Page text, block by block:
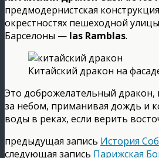
предмодернистская
окрестностях пешеходной улицы
Барселоны — las Ramblas.
Китайский дракон на
Это доброжелательный
за небом, приманивая дождь и
воды в реках, если верить
предыдущая запись История
следующая запись Парижская